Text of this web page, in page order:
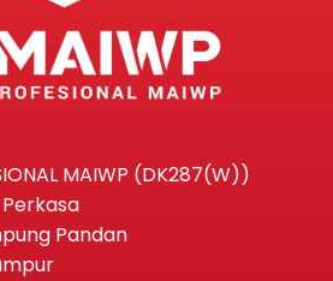
MAIWP (DK287(W))
Pandan